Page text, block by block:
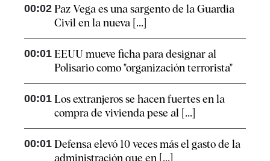
00:02 Paz Vega es una sargento de la Guardia
Civil en la nueva [...]
00:01 EEUU mueve ficha para designar al
Polisario como "organización terrorista"
00:01 Los extranjeros se hacen fuertes en la
compra de vivienda pese al [...]
00:01 Defensa elevó 10 veces más el gasto de la
administración que en [...]